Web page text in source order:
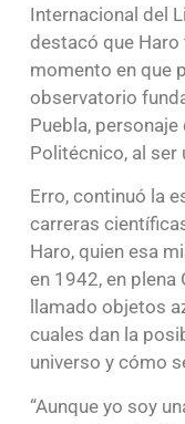
Internacional del
destacó que Haro
momento en que
observatorio
Puebla,
Politécnico, al
Erro, continuó la
carreras
Haro, quien esa
en 1942, en plena
llamado objetos
cuales dan la
universo y cómo
“Aunque yo soy